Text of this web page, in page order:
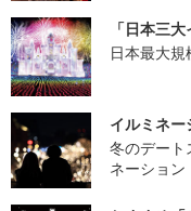
「日本三
日本最大規
イルミネー
冬のデート
ネーション